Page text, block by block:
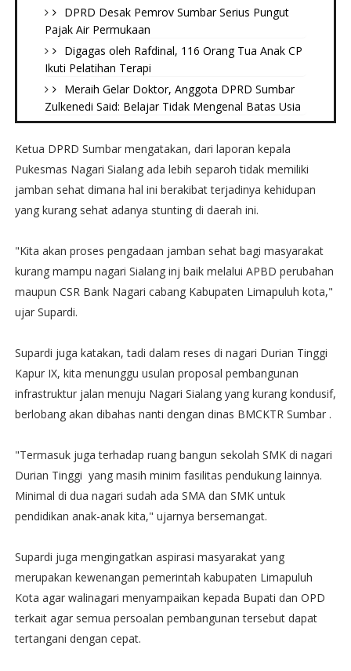
DPRD Desak Pemrov Sumbar Serius Pungut
Pajak Air Permukaan
Digagas oleh Rafdinal, 116 Orang Tua Anak CP
Ikuti Pelatihan Terapi
Meraih Gelar Doktor, Anggota DPRD Sumbar
Zulkenedi Said: Belajar Tidak Mengenal Batas Usia
Ketua DPRD Sumbar mengatakan, dari laporan kepala
Pukesmas Nagari Sialang ada lebih separoh tidak memiliki
jamban sehat dimana hal ini berakibat terjadinya kehidupan
yang kurang sehat adanya stunting di daerah ini.
"Kita akan proses pengadaan jamban sehat bagi masyarakat
kurang mampu nagari Sialang inj baik melalui APBD perubahan
maupun CSR Bank Nagari cabang Kabupaten Limapuluh kota,"
ujar Supardi.
Supardi juga katakan, tadi dalam reses di nagari Durian Tinggi
Kapur IX, kita menunggu usulan proposal pembangunan
infrastruktur jalan menuju Nagari Sialang yang kurang kondusif,
berlobang akan dibahas nanti dengan dinas BMCKTR Sumbar .
"Termasuk juga terhadap ruang bangun sekolah SMK di nagari
Durian Tinggi yang masih minim fasilitas pendukung lainnya.
Minimal di dua nagari sudah ada SMA dan SMK untuk
pendidikan anak-anak kita," ujarnya bersemangat.
Supardi juga mengingatkan aspirasi masyarakat yang
merupakan kewenangan pemerintah kabupaten Limapuluh
Kota agar walinagari menyampaikan kepada Bupati dan OPD
terkait agar semua persoalan pembangunan tersebut dapat
tertangani dengan cepat.